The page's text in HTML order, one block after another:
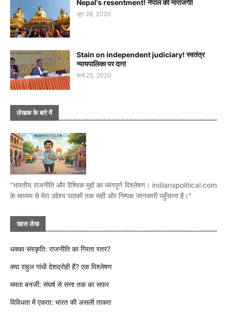
Nepal's resentment! नेपाल की नाराजगी!
जून 28, 2020
Stain on independent judiciary! स्वतंत्र
न्यायपालिका पर दाग!
मार्च 25, 2020
लेखक के बारे में
"भारतीय राजनीति और वैश्विक मुद्दों का व्यंगपूर्ण विश्लेषण। indianspolitical.com
के माध्यम से मेरा उद्देश्य पाठकों तक सही और निष्पक्ष जानकारी पहुँचाना है।"
खास लेख
धक्का संस्कृति: राजनीति का गिरता स्तर?
क्या राहुल गांधी देशद्रोही हैं? एक विश्लेषण
ममता बनर्जी: संघर्ष से सत्ता तक का सफर
विविधता में एकता: भारत की असली ताकत